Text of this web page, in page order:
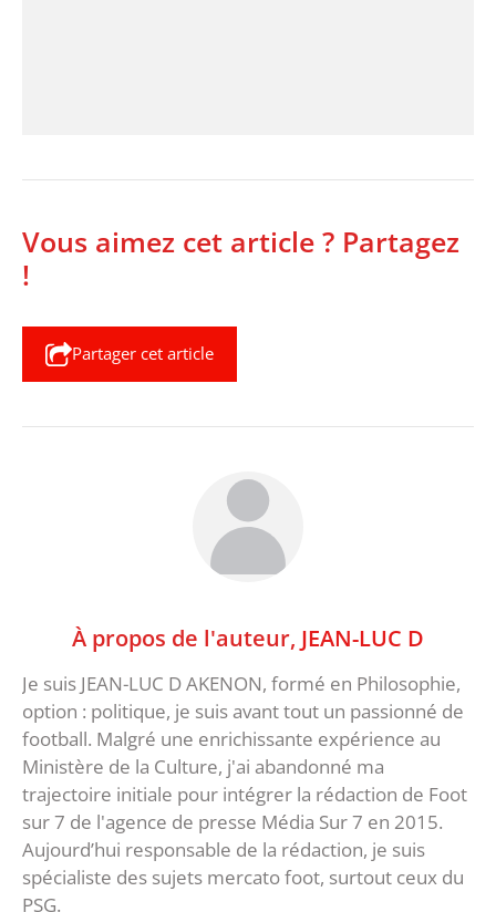
Vous aimez cet article ? Partagez
!
Partager cet article
À propos de l'auteur, JEAN-LUC D
Je suis JEAN-LUC D AKENON, formé en Philosophie,
option : politique, je suis avant tout un passionné de
football. Malgré une enrichissante expérience au
Ministère de la Culture, j'ai abandonné ma
trajectoire initiale pour intégrer la rédaction de Foot
sur 7 de l'agence de presse Média Sur 7 en 2015.
Aujourd’hui responsable de la rédaction, je suis
spécialiste des sujets mercato foot, surtout ceux du
PSG.